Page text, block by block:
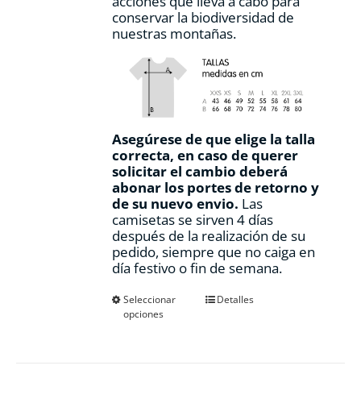
conservar la biodiversidad de
nuestras montañas.
Asegúrese de que elige la talla
correcta, en caso de querer
solicitar el cambio deberá
abonar los portes de retorno y
de su nuevo envio. Las
camisetas se sirven 4 días
después de la realización de su
pedido, siempre que no caiga en
día festivo o fin de semana.
Seleccionar
opciones
EsteDetalles